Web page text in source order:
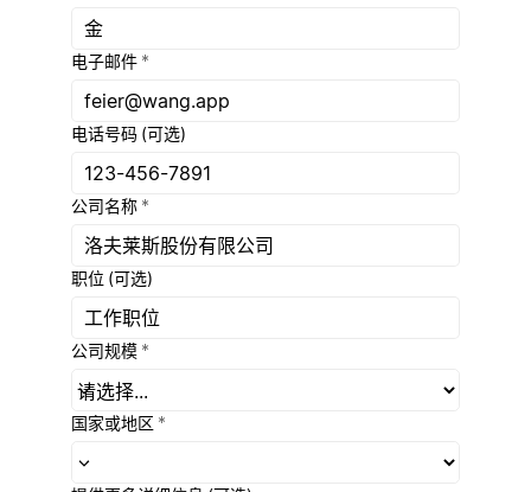
电子邮件 *
电话号码 (可选)
公司名称 *
职位 (可选)
公司规模 *
国家或地区 *